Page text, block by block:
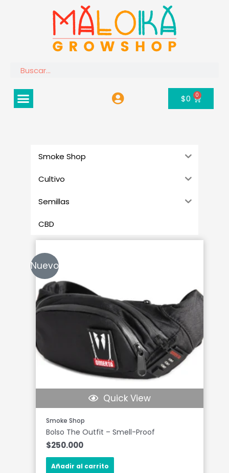
Buscar
Menú $0 0 Carrito
Smoke Shop
Cultivo
Semillas
CBD
Nuevo
Quick View
Smoke Shop
Bolso The Outfit – Smell-Proof
$250.000
Añadir al carrito